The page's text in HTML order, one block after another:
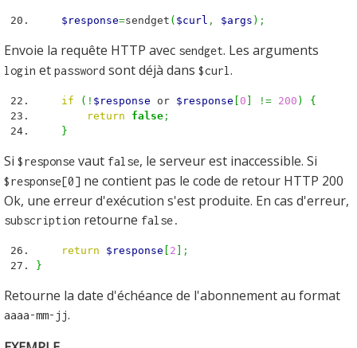
$response=sendget ( $curl , $args ) ;
Envoie la requête HTTP avec sendget. Les arguments
login et password sont déjà dans $curl .
if ( ! $response or $response 0 != 200 )
{
return
false ;
}
Si $response vaut false, le serveur est inaccessible. Si
$response[0] ne contient pas le code de retour HTTP 200
Ok, une erreur d'exécution s'est produite. En cas d'erreur,
subscription retourne false.
return $response 2
;
}
Retourne la date d'échéance de l'abonnement au format
aaaa-mm-jj.